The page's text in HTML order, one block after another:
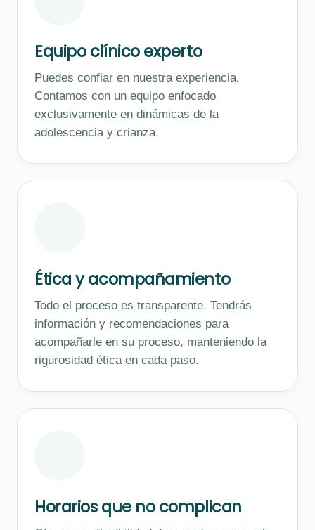
Equipo clínico experto
Puedes confiar en nuestra experiencia.
Contamos con un equipo enfocado
exclusivamente en dinámicas de la
adolescencia y crianza.
Ética y acompañamiento
Todo el proceso es transparente. Tendrás
información y recomendaciones para
acompañarle en su proceso, manteniendo la
rigurosidad ética en cada paso.
Horarios que no complican